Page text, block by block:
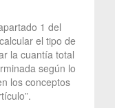
1 del
el tipo de
la cuantía total
según lo
los conceptos